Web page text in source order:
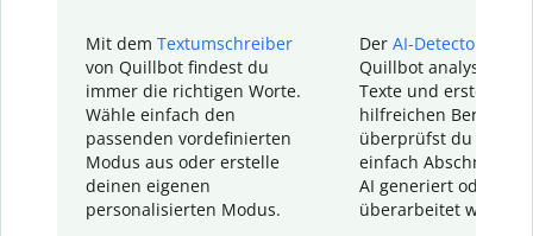
Mit dem Textumschreiber
von Quillbot findest du
immer die richtigen Worte.
Wähle einfach den
passenden vordefinierten
Modus aus oder erstelle
deinen eigenen
personalisierten Modus.
Der AI-Detector
Quillbot analysiert
Texte und erstellt
hilfreichen Bericht.
überprüfst du
einfach Abschnitte,
AI generiert oder
überarbeitet wurden.